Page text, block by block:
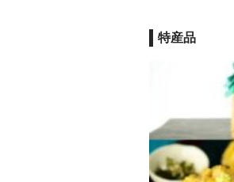
特産品